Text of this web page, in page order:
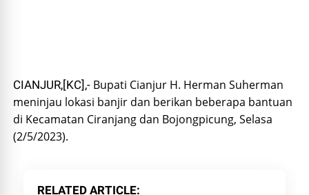
CIANJUR,[KC],- Bupati Cianjur H. Herman Suherman
meninjau lokasi banjir dan berikan beberapa bantuan
di Kecamatan Ciranjang dan Bojongpicung, Selasa
(2/5/2023).
RELATED ARTICLE